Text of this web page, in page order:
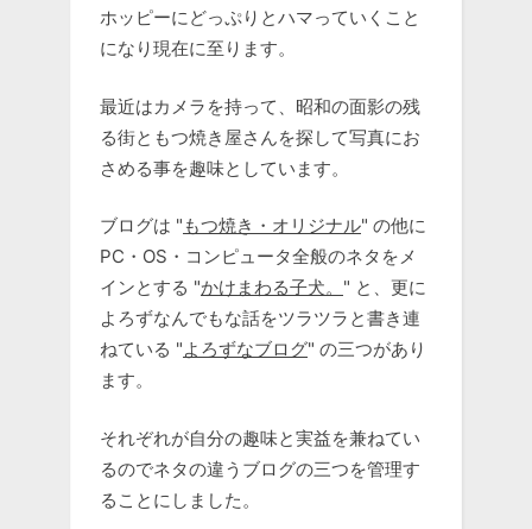
ホッピーにどっぷりとハマっていくこと
になり現在に至ります。
最近はカメラを持って、昭和の面影の残
る街ともつ焼き屋さんを探して写真にお
さめる事を趣味としています。
ブログは " もつ焼き・オリジナル" の他に
PC・OS・コンピュータ全般のネタをメ
インとする "かけまわる子犬。 " と、更に
よろずなんでもな話をツラツラと書き連
ねている "よろずなブログ" の三つがあり
ます。
それぞれが自分の趣味と実益を兼ねてい
るのでネタの違うブログの三つを管理す
ることにしました。